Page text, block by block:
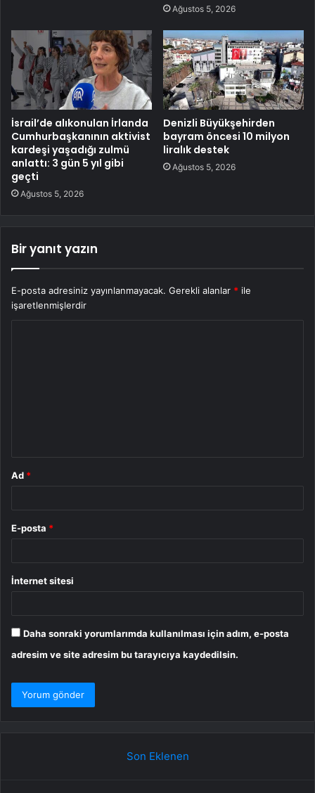
Ağustos 5, 2026
İsrail’de alıkonulan İrlanda
Cumhurbaşkanının aktivist
kardeşi yaşadığı zulmü
anlattı: 3 gün 5 yıl gibi
geçti
Ağustos 5, 2026
Denizli Büyükşehirden
bayram öncesi 10 milyon
liralık destek
Ağustos 5, 2026
Bir yanıt yazın
E-posta adresiniz yayınlanmayacak. Gerekli alanlar * ile
işaretlenmişlerdir
Ad *
E-posta *
İnternet sitesi
Daha sonraki yorumlarımda kullanılması için adım, e-posta
adresim ve site adresim bu tarayıcıya kaydedilsin.
Son Eklenen